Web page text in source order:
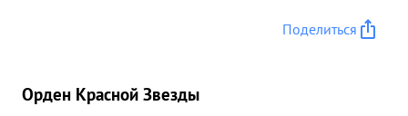
Поделиться
Орден Красной Звезды